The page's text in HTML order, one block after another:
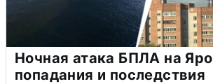
Ночная атака БПЛА на
попадания и последствия